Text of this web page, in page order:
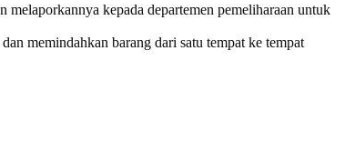
kepada departemen pemeliharaan untuk
memindahkan barang dari satu tempat ke tempat